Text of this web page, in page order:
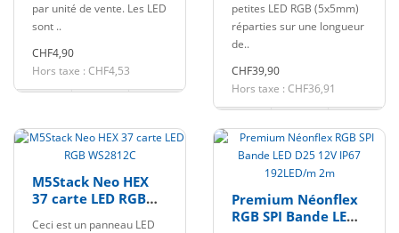
par unité de vente. Les LED
sont ..
CHF4,90
Hors taxe : CHF4,53
petites LED RGB (5x5mm)
réparties sur une longueur
de..
CHF39,90
Hors taxe : CHF36,91
M5Stack Neo HEX
37 carte LED RGB
Ceci est un panneau LED
Premium Néonflex
RGB SPI Bande LED